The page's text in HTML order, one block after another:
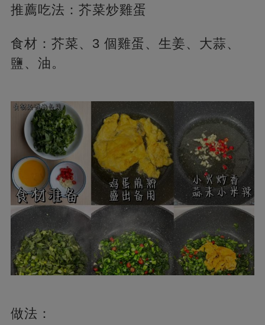
推薦吃法：芥菜炒雞蛋
食材：芥菜、3 個雞蛋、生姜、大蒜、
鹽、油。
做法：